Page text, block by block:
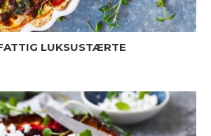
LUKSUSTÆRTE